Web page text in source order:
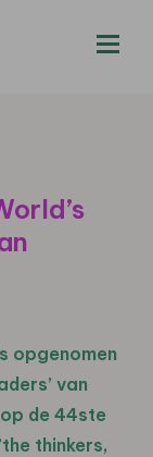
opgenomen
van
de 44ste
thinkers,